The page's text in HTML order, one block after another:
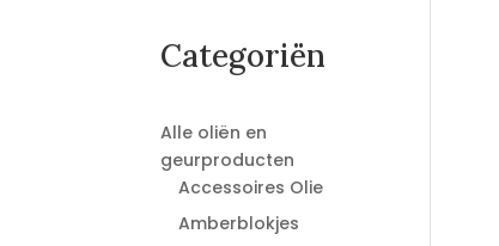
Categoriën
Alle oliën en
geurproducten
Accessoires Olie
Amberblokjes